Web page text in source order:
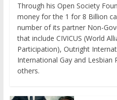
Through his Open Society
money for the 1 for 8 Billion
number of its partner Non-
that include CIVICUS (World
Participation), Outright
International Gay and Lesbian
others.